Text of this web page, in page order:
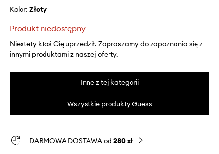
Kolor: złoty
Produkt niedostępny
Niestety ktoś Cię uprzedził. Zapraszamy do zapoznania się z
innymi produktami z naszej oferty.
Inne z tej kategorii
Wszystkie produkty Guess
DARMOWA DOSTAWA od 280 zł